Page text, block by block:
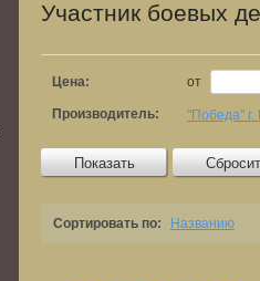
Участник боевых
Цена: от
Производитель: "Победа" г.
Показать
Сортировать по: Названию